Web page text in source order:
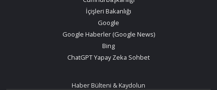
İçişleri Bakanlığı
Google
Google Haberler (Google News)
Bing
ChatGPT Yapay Zeka Sohbet
Haber Bülteni & Kaydolun